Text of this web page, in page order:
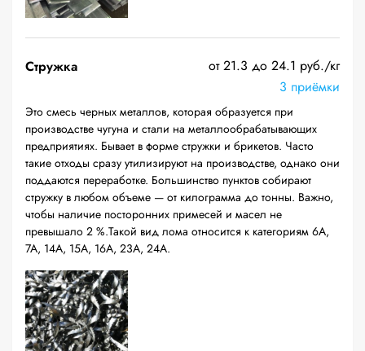
Стружка
от 21.3 до 24.1 руб./кг
3 приёмки
Это смесь черных металлов, которая образуется при
производстве чугуна и стали на металлообрабатывающих
предприятиях. Бывает в форме стружки и брикетов. Часто
такие отходы сразу утилизируют на производстве, однако они
поддаются переработке. Большинство пунктов собирают
стружку в любом объеме — от килограмма до тонны. Важно,
чтобы наличие посторонних примесей и масел не
превышало 2 %.Такой вид лома относится к категориям 6А,
7А, 14А, 15А, 16А, 23А, 24А.